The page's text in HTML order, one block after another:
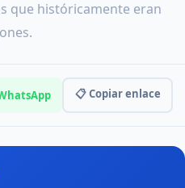
que históricamente eran
📋 Copiar enlace